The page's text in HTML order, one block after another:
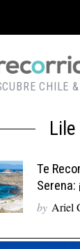
CHILE
Lile
Te
Serena:
by Ariel